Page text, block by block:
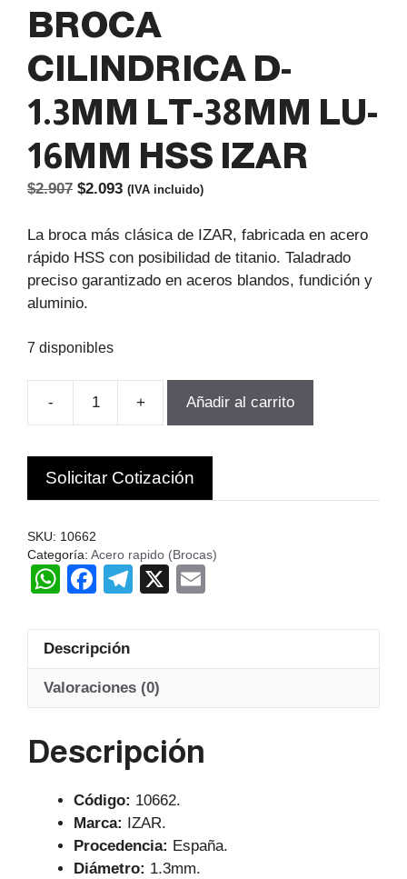
BROCA
CILINDRICA D-
1.3MM LT-38MM LU-
16MM HSS IZAR
$2.907 El
original
era:
$2.907.
$2.093El
actual
es:
$2.093.
(IVA incluido)
La broca más clásica de IZAR, fabricada en acero
rápido HSS con posibilidad de titanio. Taladrado
preciso garantizado en aceros blandos, fundición y
aluminio.
7 disponibles
-
BROCA
D-
1.3MM
LT-
LU-
16MM
HSS
+ Añadir al carrito
Solicitar Cotización
SKU: 10662
Categoría: Acero rapido (Brocas)
W
at
s
A
p
F
c
e
b
o
T
gr
a
X
Descripción
Valoraciones (0)
Descripción
Código: 10662.
Marca: IZAR.
Procedencia: España.
Diámetro: 1.3mm.